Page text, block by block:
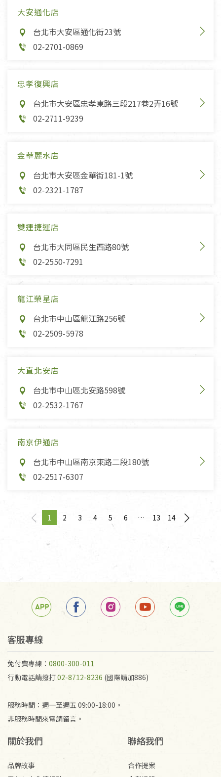
大安通化店
台北市大安區通化街23號
02-2701-0869
忠孝復興店
台北市大安區忠孝東路三段217巷2弄16號
02-2711-9239
金華麗水店
台北市大安區金華街181-1號
02-2321-1787
雙連捷運店
台北市大同區民生西路80號
02-2550-7291
龍江榮星店
台北市中山區龍江路256號
02-2509-5978
大直北安店
台北市中山區北安路598號
02-2532-1767
南京伊通店
台北市中山區南京東路二段180號
02-2517-6307
pageYou're on page
1 2 3 4 5 6 13 14
page
客服專線
免付費專線： 0800-300-011
行動電話請撥打02-8712-8236 (國際請加886)
服務時間：週一至週五 09:00-18:00。
非服務時間來電請留言。
關於我們
品牌故事
聯絡我們
合作提案